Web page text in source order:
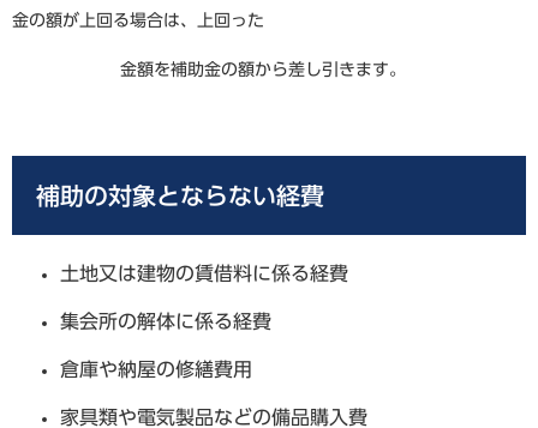
金の額が上回る場合は、上回った
金額を補助金の額から差し引きます。
補助の対象とならない経費
土地又は建物の賃借料に係る経費
集会所の解体に係る経費
倉庫や納屋の修繕費用
家具類や電気製品などの備品購入費